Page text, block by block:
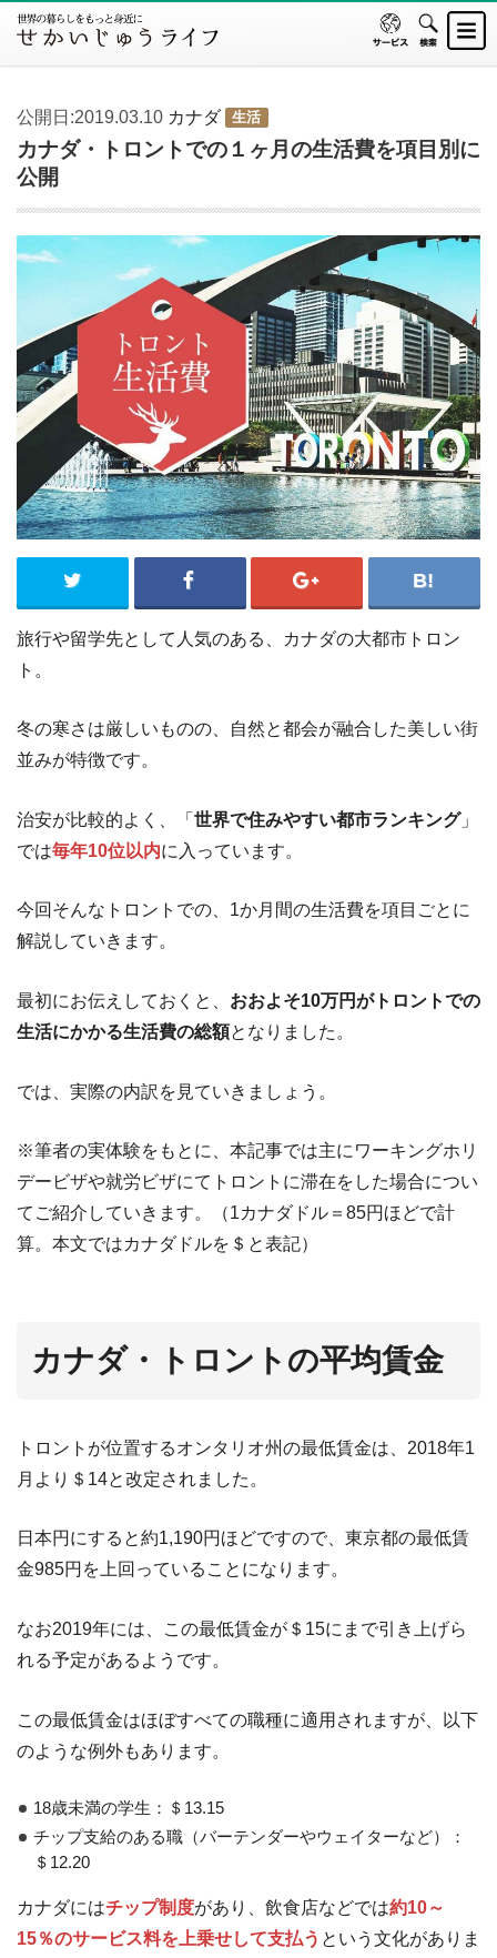
公開日:2019.03.10 カナダ 生活
カナダ・トロントでの１ヶ月の生活費を項目別に
公開
旅行や留学先として人気のある、カナダの大都市トロン
ト。
冬の寒さは厳しいものの、自然と都会が融合した美しい街
並みが特徴です。
治安が比較的よく、「 世界で住みやすい都市ランキング」
では毎年10位以内に入っています。
今回そんなトロントでの、1か月間の生活費を項目ごとに
解説していきます。
最初にお伝えしておくと、 おおよそ10万円がトロントでの
生活にかかる生活費の総額となりました。
では、実際の内訳を見ていきましょう。
※筆者の実体験をもとに、本記事では主にワーキングホリ
デービザや就労ビザにてトロントに滞在をした場合につい
てご紹介していきます。（1カナダドル＝85円ほどで計
算。本文ではカナダドルを＄と表記）
カナダ・トロントの平均賃金
トロントが位置するオンタリオ州の最低賃金は、2018年1
月より＄14と改定されました。
日本円にすると約1,190円ほどですので、東京都の最低賃
金985円を上回っていることになります。
なお2019年には、この最低賃金が＄15にまで引き上げら
れる予定があるようです。
この最低賃金はほぼすべての職種に適用されますが、以下
のような例外もあります。
18歳未満の学生：＄13.15
チップ支給のある職（バーテンダーやウェイターなど）：
＄12.20
カナダにはチップ制度があり、飲食店などでは約10～
15％のサービス料を上乗せして支払う という文化がありま